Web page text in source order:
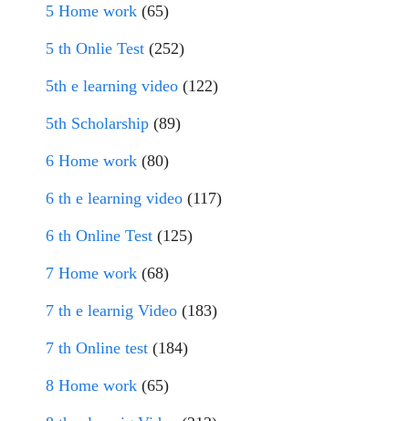
5 Home work (65)
5 th Onlie Test (252)
5th e learning video (122)
5th Scholarship (89)
6 Home work (80)
6 th e learning video (117)
6 th Online Test (125)
7 Home work (68)
7 th e learnig Video (183)
7 th Online test (184)
8 Home work (65)